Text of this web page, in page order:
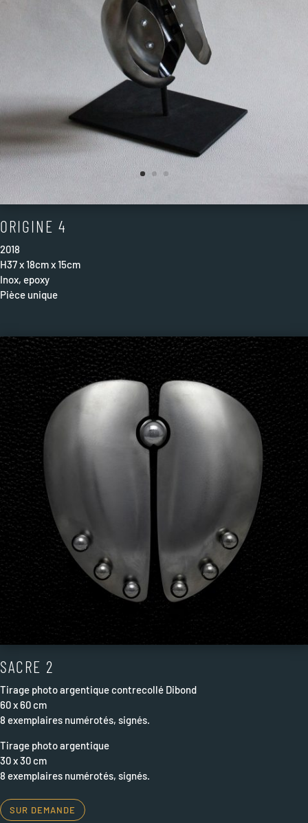
ORIGINE 4
2018
H37 x 18cm x 15cm
Inox, epoxy
Pièce unique
SACRE 2
Tirage photoargentiquecontrecollé Dibond
60 x 60 cm
8 exemplaires numérotés, signés.
Tirage photo argentique
30 x 30 cm
8 exemplaires numérotés, signés.
SUR DEMANDE